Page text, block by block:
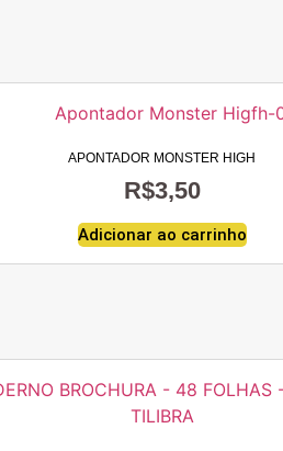
APONTADOR MONSTER HIGH
R$3,50
Adicionar ao carrinho